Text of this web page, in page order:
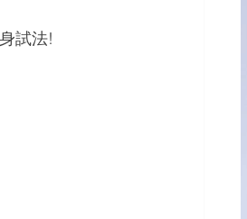
試法!